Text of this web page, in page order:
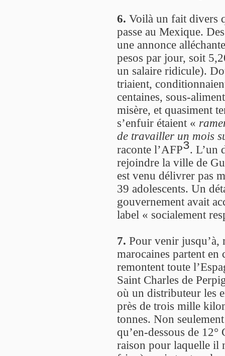
6. Voilà un fait divers
passe au Mexique.
une annonce
pesos par jour, soit
un salaire ridicule).
triaient,
centaines, sous-
misère, et quasiment
s’enfuir étaient «
de travailler un mois
raconte l’AFP3. L’un
rejoindre la ville de
est venu délivrer pas
39 adolescents. Un
gouvernement avait
label « socialement
7. Pour venir jusqu’à,
marocaines partent
remontent toute
Saint Charles de
où un distributeur les
près de trois mille
tonnes. Non
qu’en-dessous de
raison pour laquelle il